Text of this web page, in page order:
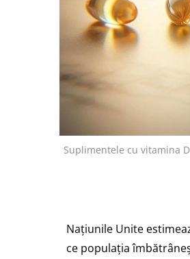
Suplimentele cu vitamina
Națiunile Unite
ce populația